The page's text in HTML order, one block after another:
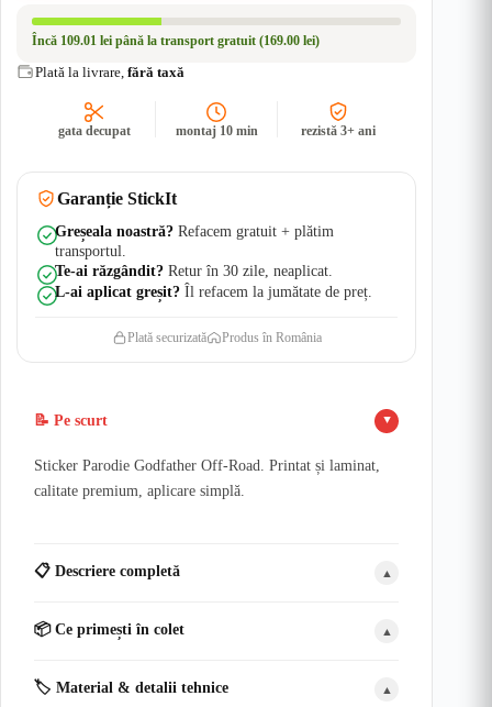
Rezistent
Apă
+
Încă 109.01 lei până la transport gratuit (169.00 lei)
Plată la livrare, fără taxă
gata decupat montaj 10 min rezistă 3+ ani
Garanție StickIt
Greșeala noastră? Refacem gratuit + plătim
transportul.
Te-ai răzgândit? Retur în 30 zile, neaplicat.
L-ai aplicat greșit? Îl refacem la jumătate de preț.
Plată securizată Produs în România
📝 Pe scurt ▲
Sticker Parodie Godfather Off-Road. Printat și laminat,
calitate premium, aplicare simplă.
📋 Descriere completă ▲
📦 Ce primești în colet ▲
🏷️ Material & detalii tehnice ▲